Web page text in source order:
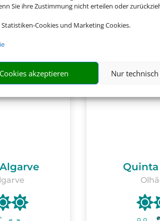
Sie ihre Zustimmung nicht erteilen oder
Cookies und Marketing Cookies.
akzeptieren Nur